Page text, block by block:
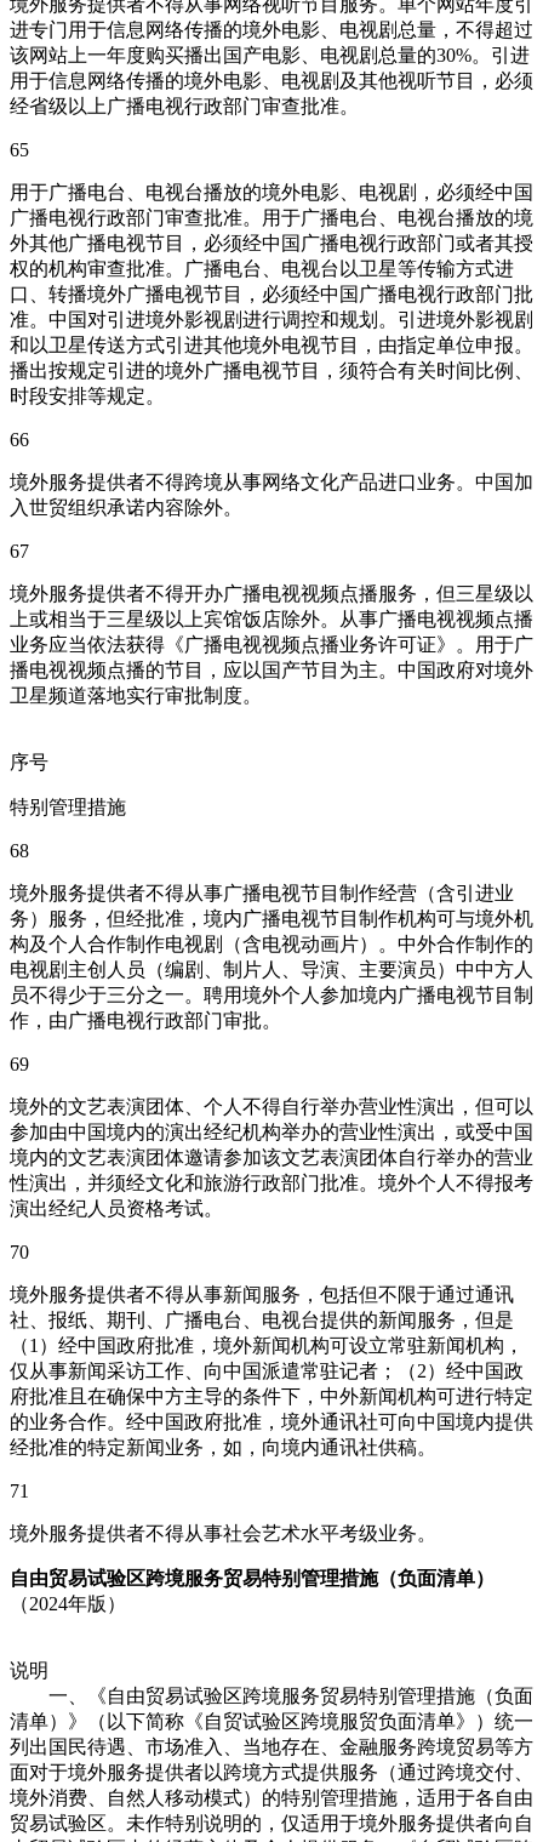
进专门用于信息网络传播的境外电影、电视剧总量，不得超过
该网站上一年度购买播出国产电影、电视剧总量的30%。引进
用于信息网络传播的境外电影、电视剧及其他视听节目，必须
经省级以上广播电视行政部门审查批准。
65
用于广播电台、电视台播放的境外电影、电视剧，必须经中国
广播电视行政部门审查批准。用于广播电台、电视台播放的境
外其他广播电视节目，必须经中国广播电视行政部门或者其授
权的机构审查批准。广播电台、电视台以卫星等传输方式进
口、转播境外广播电视节目，必须经中国广播电视行政部门批
准。中国对引进境外影视剧进行调控和规划。引进境外影视剧
和以卫星传送方式引进其他境外电视节目，由指定单位申报。
播出按规定引进的境外广播电视节目，须符合有关时间比例、
时段安排等规定。
66
境外服务提供者不得跨境从事网络文化产品进口业务。中国加
入世贸组织承诺内容除外。
67
境外服务提供者不得开办广播电视视频点播服务，但三星级以
上或相当于三星级以上宾馆饭店除外。从事广播电视视频点播
业务应当依法获得《广播电视视频点播业务许可证》。用于广
播电视视频点播的节目，应以国产节目为主。中国政府对境外
卫星频道落地实行审批制度。
序号
特别管理措施
68
境外服务提供者不得从事广播电视节目制作经营（含引进业
务）服务，但经批准，境内广播电视节目制作机构可与境外机
构及个人合作制作电视剧（含电视动画片）。中外合作制作的
电视剧主创人员（编剧、制片人、导演、主要演员）中中方人
员不得少于三分之一。聘用境外个人参加境内广播电视节目制
作，由广播电视行政部门审批。
69
境外的文艺表演团体、个人不得自行举办营业性演出，但可以
参加由中国境内的演出经纪机构举办的营业性演出，或受中国
境内的文艺表演团体邀请参加该文艺表演团体自行举办的营业
性演出，并须经文化和旅游行政部门批准。境外个人不得报考
演出经纪人员资格考试。
70
境外服务提供者不得从事新闻服务，包括但不限于通过通讯
社、报纸、期刊、广播电台、电视台提供的新闻服务，但是
（1）经中国政府批准，境外新闻机构可设立常驻新闻机构，
仅从事新闻采访工作、向中国派遣常驻记者；（2）经中国政
府批准且在确保中方主导的条件下，中外新闻机构可进行特定
的业务合作。经中国政府批准，境外通讯社可向中国境内提供
经批准的特定新闻业务，如，向境内通讯社供稿。
71
境外服务提供者不得从事社会艺术水平考级业务。
自由贸易试验区跨境服务贸易特别管理措施（负面清单）
（2024年版）
说明
一、《自由贸易试验区跨境服务贸易特别管理措施（负面
清单）》（以下简称《自贸试验区跨境服贸负面清单》）统一
列出国民待遇、市场准入、当地存在、金融服务跨境贸易等方
面对于境外服务提供者以跨境方式提供服务（通过跨境交付、
境外消费、自然人移动模式）的特别管理措施，适用于各自由
贸易试验区。未作特别说明的，仅适用于境外服务提供者向自